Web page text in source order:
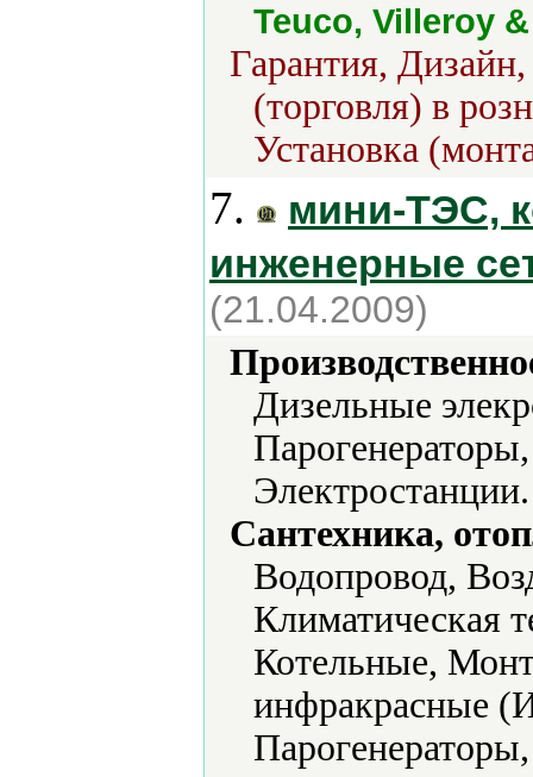
Teuco, Villeroy
Гарантия,
(торговля) в
Установка
7.
мини-ТЭС,
инженерные
(21.04.2009)
Дизельные
Электростанции.
Сантехника,
Водопровод,
Климатическая
Котельные,
инфракрасные